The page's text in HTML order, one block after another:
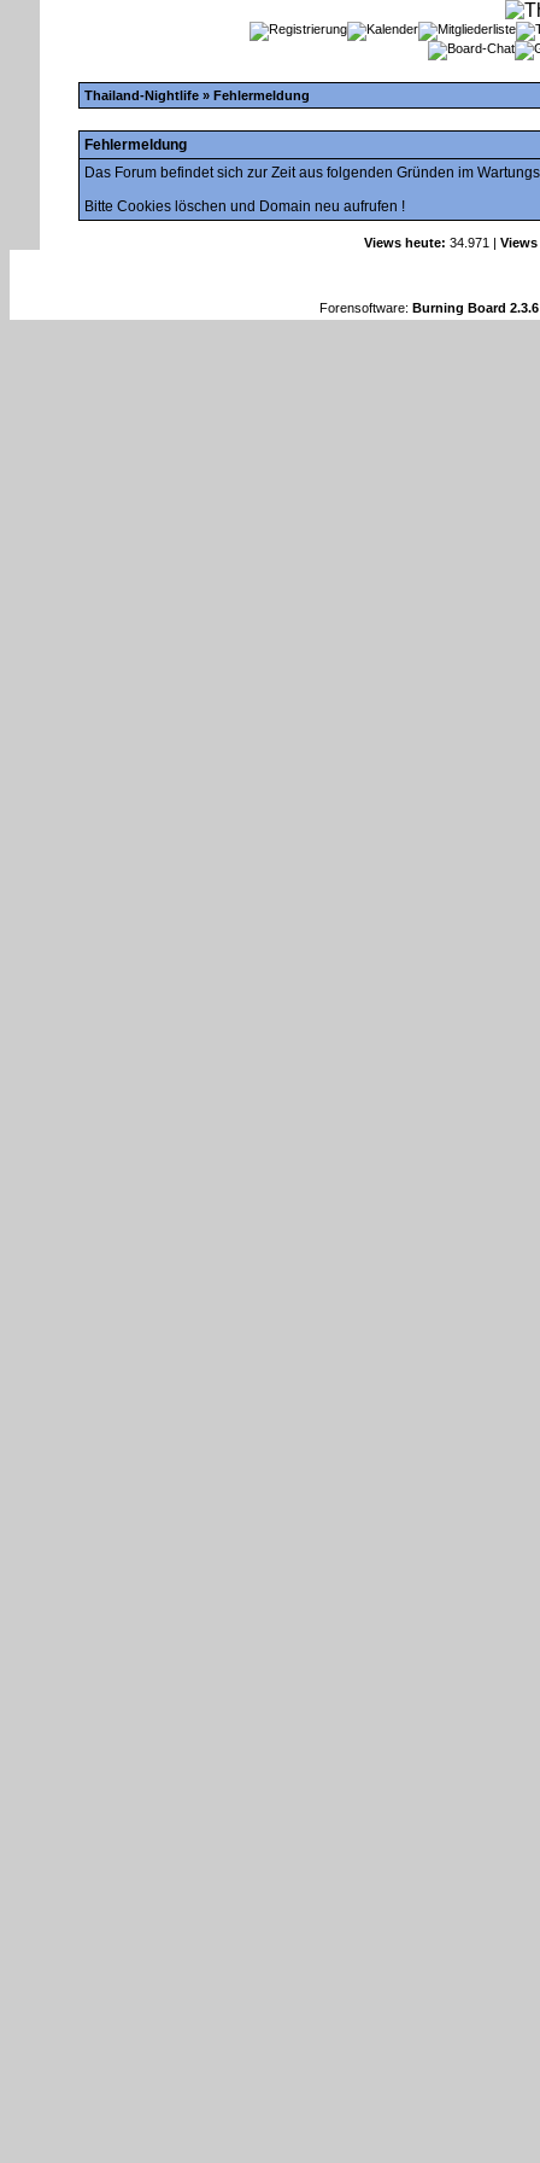
Thailand-Nightlife » Fehlermeldung
Fehlermeldung
Das Forum befindet sich zur Zeit aus folgenden Gründen im
Bitte Cookies löschen und Domain neu aufrufen !
Views heute: 34.971 |
Forensoftware: Burning Board 2.3.6